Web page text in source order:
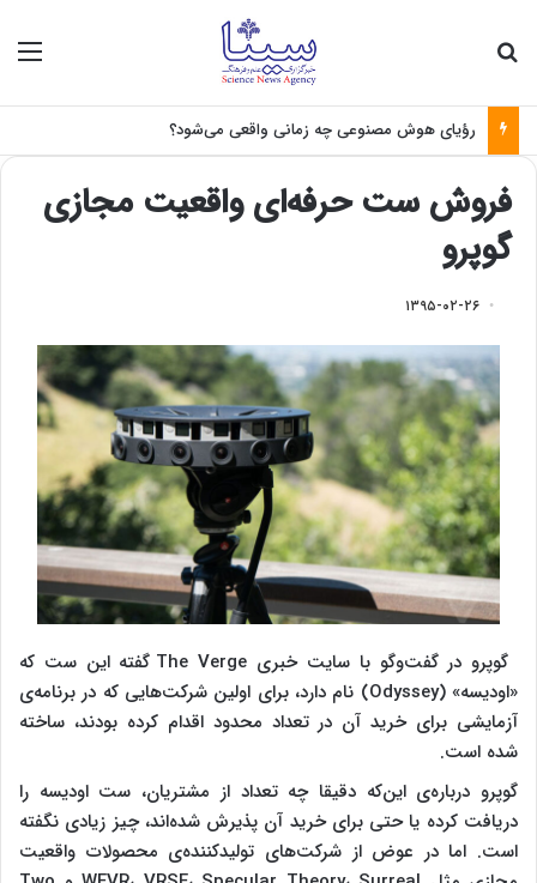
چرا سرطان ریشه‌کن نمی‌شود؟
فروش ست حرفه‌ای واقعیت مجازی
گوپرو
۱۳۹۵-۰۲-۲۶
گوپرو در گفت‌وگو با سایت خبری The Verge گفته این ست که
«اودیسه» (Odyssey) نام دارد، برای اولین شرکت‌هایی که در برنامه‌ی
آزمایشی برای خرید آن در تعداد محدود اقدام کرده بودند، ساخته
شده است.
گوپرو درباره‌ی این‌که دقیقا چه تعداد از مشتریان، ست اودیسه را
دریافت کرده یا حتی برای خرید آن پذیرش شده‌اند، چیز زیادی نگفته
است. اما در عوض از شرکت‌های تولیدکننده‌ی محصولات واقعیت